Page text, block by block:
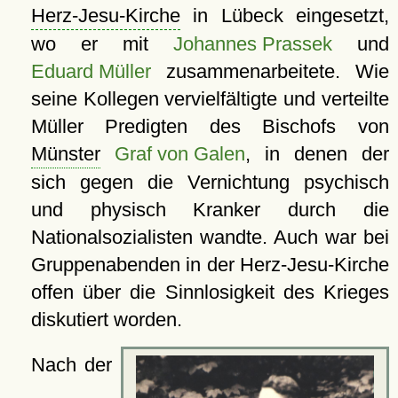
Herz-Jesu-Kirchein Lübeck eingesetzt,
wo er mit Johannes Prassekund
Eduard Müllerzusammenarbeitete. Wie
seine Kollegen vervielfältigte und verteilte
Müller Predigten des Bischofs von
Münster
Graf von Galen, in denen der
sich gegen die Vernichtung psychisch
und physisch Kranker durch die
Nationalsozialisten wandte. Auch war bei
Gruppenabenden in der Herz-Jesu-Kirche
offen über die Sinnlosigkeit des Krieges
diskutiert worden.
Nach der